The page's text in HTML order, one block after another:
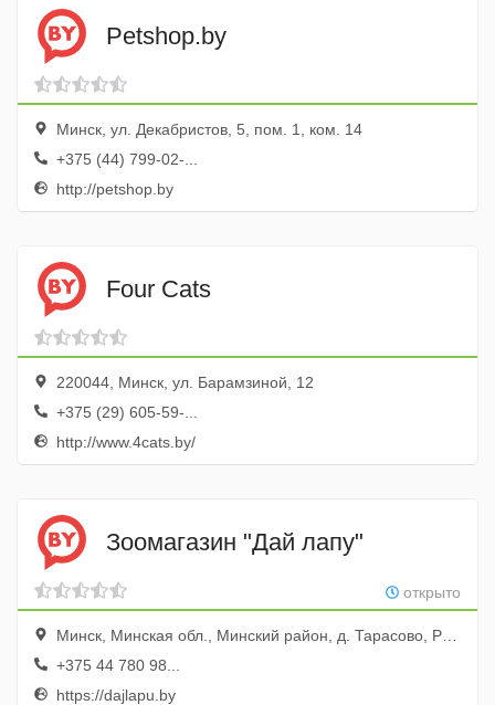
Petshop.by
Минск, ул. Декабристов, 5, пом. 1, ком. 14
+375 (44) 799-02-...
http://petshop.by
Four Cats
220044, Минск, ул. Барамзиной, 12
+375 (29) 605-59-...
http://www.4cats.by/
Зоомагазин "Дай лапу"
открыто
Минск, Минская обл., Минский район, д. Тарасово, Ратомская улица, 1Б, офис 217
+375 44 780 98...
https://dajlapu.by